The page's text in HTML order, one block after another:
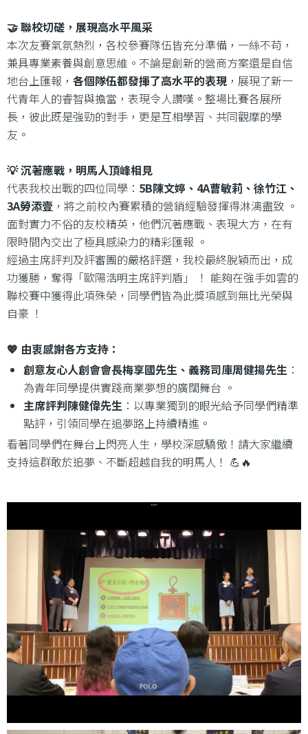
🤝 聯校切磋，展現高水平風采
本次友賽氣氛熱烈，各校參賽隊伍皆充分準備，一絲不苟，
兼具專業素養與創意思維。不論是創新的營商方案還是自信
地台上匯報， 各個隊伍都發揮了高水平的表現 ，展現了新一
代青年人的睿智與擔當，表現令人讚嘆。整場比賽各展所
長，彼此既是強勁的對手，更是互相學習、共同觀摩的學
友。
💡 沉著應戰，明馬人頂峰相見
代表我校出戰的四位同學： 5B陳文婷、4A曹敏莉、徐竹江、
3A勞添壹 ，將之前校內賽累積的營銷經驗發揮得淋漓盡致 。
面對實力不俗的友校精英，他們沉著應戰、表現大方，在有
限時間內交出了極具感染力的精彩匯報 。
經過主席評判及評審團的嚴格評選，我校最終脫穎而出，成
功獲勝，奪得「歐陽浩明主席評判盾」 ！ 能夠在強手如雲的
聯校賽中獲得此項殊榮，同學們皆為此獎項感到無比光榮與
自豪 ！
💖 由衷感謝各方支持：
創意友心人創會會長梅享國先生、義務司庫周健揚先生 ：
為青年同學提供實踐商業夢想的廣闊舞台 。
主席評判陳健偉先生 ：以專業獨到的眼光給予同學們精準
點評，引領同學在追夢路上持續精進。
看著同學們在舞台上閃亮人生，學校深感驕傲！請大家繼續
支持這群敢於追夢、不斷超越自我的明馬人！ 💪🔥